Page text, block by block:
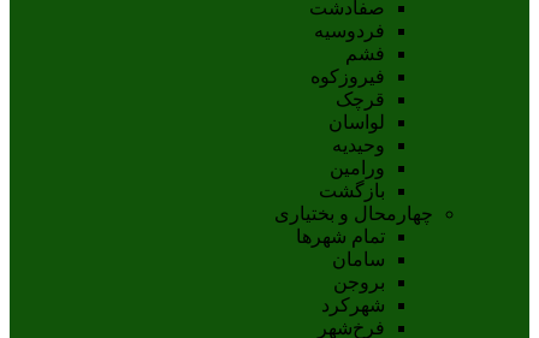
صفادشت
فردوسیه
فشم
فیروزکوه
قرچک
لواسان
وحیدیه
ورامین
بازگشت
چهارمحال و بختیاری
تمام شهر‌ها
سامان
بروجن
شهرکرد
فرخ‌شهر